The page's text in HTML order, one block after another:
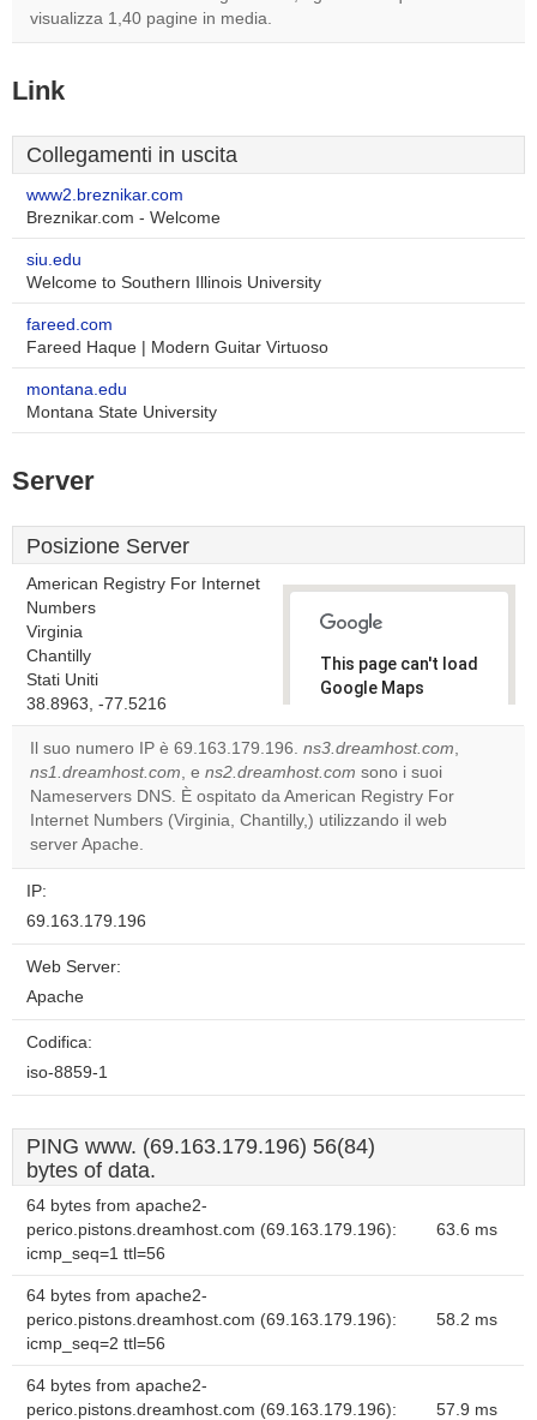
visualizza 1,40 pagine in media.
Link
Collegamenti in uscita
www2.breznikar.com
Breznikar.com - Welcome
siu.edu
Welcome to Southern Illinois University
fareed.com
Fareed Haque | Modern Guitar Virtuoso
montana.edu
Montana State University
Server
Posizione Server
American Registry For Internet
Numbers
Virginia
Chantilly
Stati Uniti
38.8963, -77.5216
This page can't load
Google Maps
website?
Il suo numero IP è 69.163.179.196. ns3.dreamhost.com,
ns1.dreamhost.com, e ns2.dreamhost.com sono i suoi
Nameservers DNS. È ospitato da American Registry For
Internet Numbers (Virginia, Chantilly,) utilizzando il web
server Apache.
IP:
69.163.179.196
Web Server:
Apache
Codifica:
iso-8859-1
PING www. (69.163.179.196) 56(84)
bytes of data.
64 bytes from apache2-
perico.pistons.dreamhost.com (69.163.179.196):
icmp_seq=1 ttl=56
63.6 ms
64 bytes from apache2-
perico.pistons.dreamhost.com (69.163.179.196):
icmp_seq=2 ttl=56
58.2 ms
64 bytes from apache2-
perico.pistons.dreamhost.com (69.163.179.196):
57.9 ms